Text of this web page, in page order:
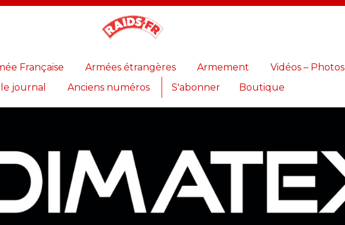
Française Armées étrangères Armement
Vidéos – Photos
journal
Anciens numéros S'abonner Boutique